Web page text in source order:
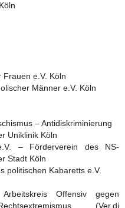
Frauen e.V. Köln
Männer e.V. Köln
– Antidiskriminierung
Uniklinik Köln
– Förderverein des NS-
Stadt Köln
politischen Kabaretts e.V.
Offensiv gegen
(Ver.di